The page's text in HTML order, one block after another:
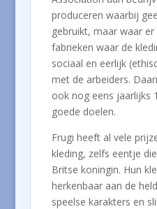
produceren waarbij
gebruikt, maar waar
fabrieken waar de
sociaal en eerlijk
met de arbeiders.
ook nog eens jaarlijks
goede doelen.
Frugi heeft al vele
kleding, zelfs eentje
Britse koningin. Hun
herkenbaar aan de
speelse karakters en